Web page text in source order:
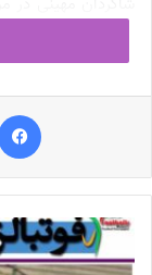
سپتامبر 2023 (25 شهریور تا 2 مهر 1402 ) برگزار می شود.
نوشته های مشابه